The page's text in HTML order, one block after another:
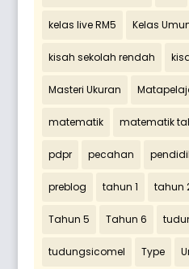
kelas live RM5 Kelas
kisah sekolah rendah
Masteri Ukuran
matematik matematik
pdpr pecahan
preblog tahun 1 tahun
Tahun 5 Tahun 6
tudungsicomel Type